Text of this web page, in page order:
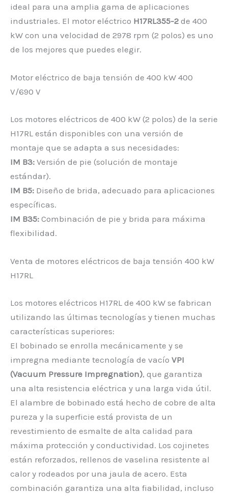
ideal para una amplia gama de aplicaciones
industriales. El motor eléctrico H17RL355-2 de 400
kW con una velocidad de 2978 rpm (2 polos) es uno
de los mejores que puedes elegir.
Motor eléctrico de baja tensión de 400 kW 400
V/690 V
Los motores eléctricos de 400 kW (2 polos) de la serie
H17RL están disponibles con una versión de
montaje que se adapta a sus necesidades:
IM B3: Versión de pie (solución de montaje
estándar).
IM B5: Diseño de brida, adecuado para aplicaciones
específicas.
IM B35: Combinación de pie y brida para máxima
flexibilidad.
Venta de motores eléctricos de baja tensión 400 kW
H17RL
Los motores eléctricos H17RL de 400 kW se fabrican
utilizando las últimas tecnologías y tienen muchas
características superiores:
El bobinado se enrolla mecánicamente y se
impregna mediante tecnología de vacío VPI
(Vacuum Pressure Impregnation), que garantiza
una alta resistencia eléctrica y una larga vida útil.
El alambre de bobinado está hecho de cobre de alta
pureza y la superficie está provista de un
revestimiento de esmalte de alta calidad para
máxima protección y conductividad. Los cojinetes
están reforzados, rellenos de vaselina resistente al
calor y rodeados por una jaula de acero. Esta
combinación garantiza una alta fiabilidad, incluso